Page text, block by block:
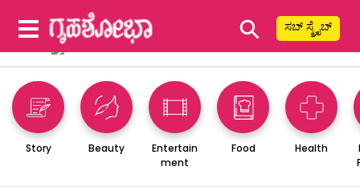
⚲ ಸಬ್ ಸ್ಕ್ರೈಬ್
Story Beauty
Entertain
ment
Food Health